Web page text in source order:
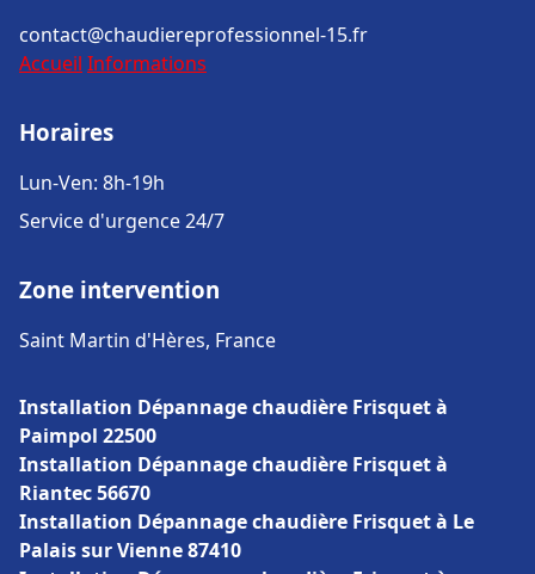
contact@chaudiereprofessionnel-15.fr
Accueil Informations
Horaires
Lun-Ven: 8h-19h
Service d'urgence 24/7
Zone intervention
Saint Martin d'Hères, France
Installation Dépannage chaudière Frisquet à
Paimpol 22500
Installation Dépannage chaudière Frisquet à
Riantec 56670
Installation Dépannage chaudière Frisquet à Le
Palais sur Vienne 87410